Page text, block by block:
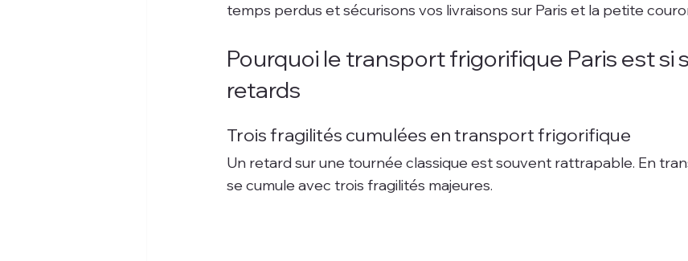
temps perdus et sécurisons vos livraisons sur Paris et la petite
Pourquoi le transport frigorifique Paris est si
retards
Trois fragilités cumulées en transport frigorifique
Un retard sur une tournée classique est souvent rattrapable. En
se cumule avec trois fragilités majeures.